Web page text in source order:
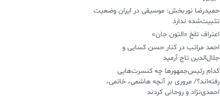
حمیدرضا نوربخش: موسیقی در ایران وضعیت
تثبیت‌شده ندارد
اعتراف تلخ «التون جان»
احمد مراتب در کنار حسن کسایی و
جلال‌الدین تاج آرمید
کدام رئیس‌جمهورها چه کنسرت‌هایی
رفته‌اند؟/ مروری بر آنچه هاشمی، خاتمی،
احمدی‌نژاد و روحانی کردند